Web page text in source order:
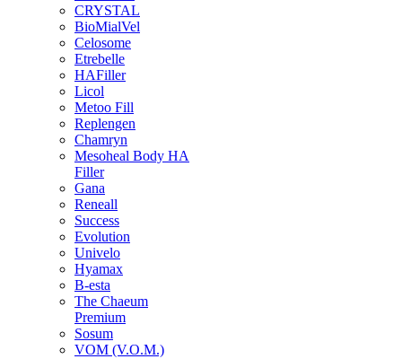
CRYSTAL
BioMialVel
Celosome
Etrebelle
HAFiller
Licol
Metoo Fill
Replengen
Chamryn
Mesoheal Body HA
Filler
Gana
Reneall
Success
Evolution
Univelo
Hyamax
B-esta
The Chaeum
Premium
Sosum
VOM (V.O.M.)